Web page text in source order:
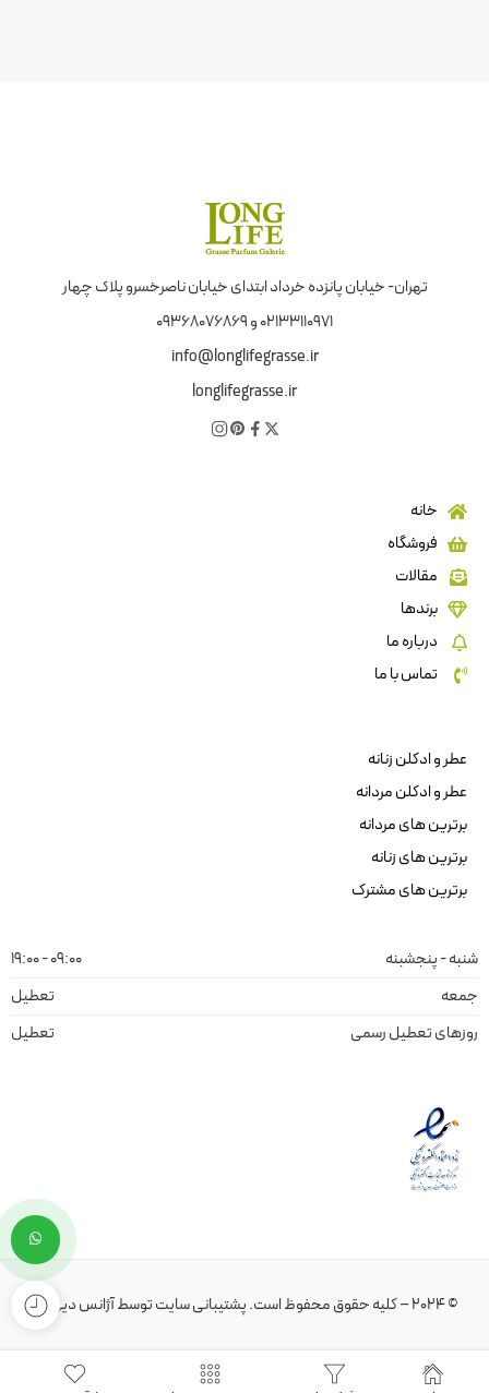
تهران- خیابان پانزده خرداد ابتدای خیابان ناصرخسرو پلاک چهار
02133110971 و 09368076869
info@longlifegrasse.ir
longlifegrasse.ir
خانه
فروشگاه
مقالات
برندها
درباره ما
تماس با ما
عطر و ادکلن زنانه
عطر و ادکلن مردانه
برترین های مردانه
برترین های زنانه
برترین های مشترک
شنبه - پنجشبنه
09:00 - 19:00
جمعه
تعطیل
روزهای تعطیل رسمی
تعطیل
© 2024 – کلیه حقوق محفوظ است. پشتیبانی سایتتوسطآژانس دیهیم.